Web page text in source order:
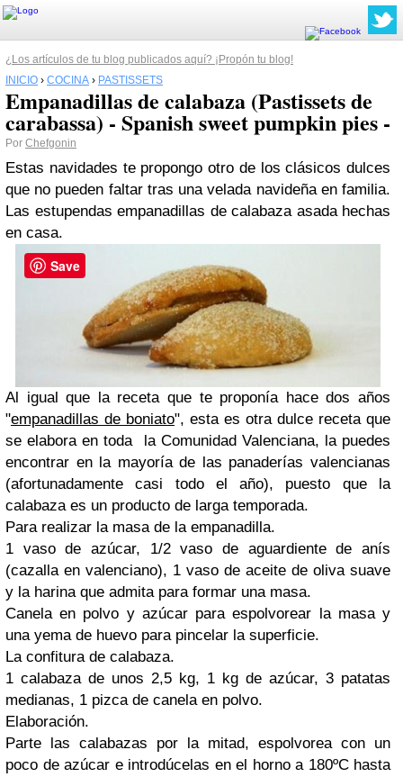
¿Los artículos de tu blog publicados aquí? ¡Propón tu blog!
INICIO › COCINA › PASTISSETS
Empanadillas de calabaza (Pastissets de
carabassa) - Spanish sweet pumpkin pies -
Por Chefgonin
Estas navidades te propongo otro de los clásicos dulces
que no pueden faltar tras una velada navideña en familia.
Las estupendas empanadillas de calabaza asada hechas
en casa.
Al igual que la receta que te proponía hace dos años
"empanadillas de boniato", esta es otra dulce receta que
se elabora en toda la Comunidad Valenciana, la puedes
encontrar en la mayoría de las panaderías valencianas
(afortunadamente casi todo el año), puesto que la
calabaza es un producto de larga temporada.
Para realizar la masa de la empanadilla.
1 vaso de azúcar, 1/2 vaso de aguardiente de anís
(cazalla en valenciano), 1 vaso de aceite de oliva suave
y la harina que admita para formar una masa.
Canela en polvo y azúcar para espolvorear la masa y
una yema de huevo para pincelar la superficie.
La confitura de calabaza.
1 calabaza de unos 2,5 kg, 1 kg de azúcar, 3 patatas
medianas, 1 pizca de canela en polvo.
Elaboración.
Parte las calabazas por la mitad, espolvorea con un
poco de azúcar e introdúcelas en el horno a 180ºC hasta
Save